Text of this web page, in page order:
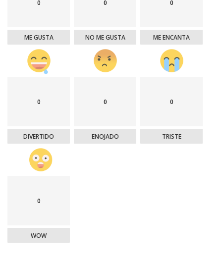
0
ME GUSTA
0
NO ME GUSTA
0
ME ENCANTA
0
DIVERTIDO
0
ENOJADO
0
TRISTE
0
WOW